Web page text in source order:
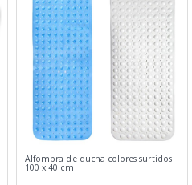
Alfombra de ducha colores surtidos
100 x 40 cm